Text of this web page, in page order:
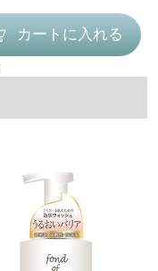
カートに入れる